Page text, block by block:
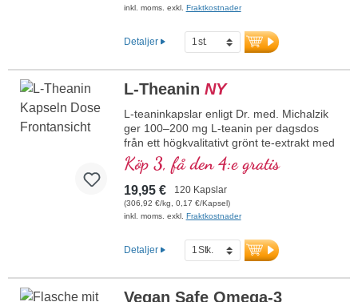
inkl. moms. exkl. Fraktkostnader
Detaljer
L-Theanin NY
L-teaninkapslar enligt Dr. med. Michalzik
ger 100–200 mg L-teanin per dagsdos
från ett högkvalitativt grönt te-extrakt med
låg koffeinhalt och innehåller dessutom
magnesium i organiskt bunden form
(magnesiumbisglycinat). Grönt te
(Camellia sinensis) har uppskattats i Asien
i århundraden och utmärker sig genom
aminosyra som endast förekommer i
denna växt. Vårt premiumextrakt av grönt
Köp 3, få den 4:e gratis
19,95 € 120 Kapslar
(306,92 €/kg, 0,17 €/Kapsel)
inkl. moms. exkl. Fraktkostnader
Detaljer
Vegan Safe Omega-3